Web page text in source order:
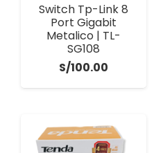
Switch Tp-Link 8
Port Gigabit
Metalico | TL-
SG108
S/100.00